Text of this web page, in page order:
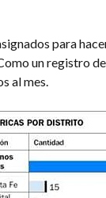
para
un registro
al mes.